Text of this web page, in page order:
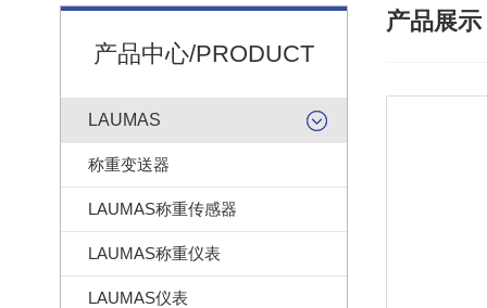
产品中心/PRODUCT
LAUMAS
称重变送器
LAUMAS称重传感器
LAUMAS称重仪表
LAUMAS仪表
产品展示